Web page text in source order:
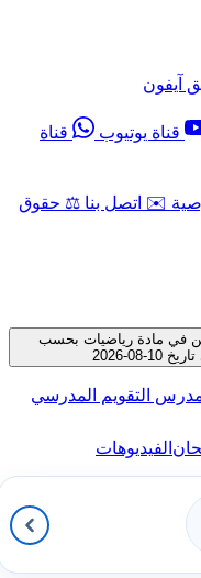
قناة
اتصل بنا ⚖️ حقوق
رياضيات بحسب
المدرسي